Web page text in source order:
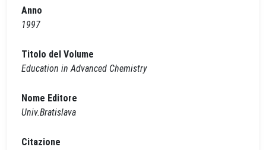
Anno
1997
Titolo del Volume
Education in Advanced Chemistry
Nome Editore
Univ.Bratislava
Citazione